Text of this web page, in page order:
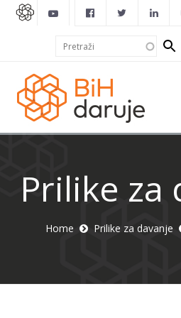
Search
form
Prilike za
Home Prilike za davanje